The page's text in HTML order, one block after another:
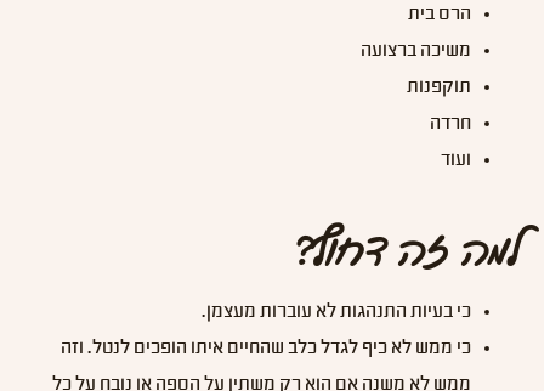
הרס בית
משיכה ברצועה
תוקפנות
חרדה
ועוד
למה זה דחוף?
כי בעיות התנהגות לא עוברות מעצמן.
כי ממש לא כיף לגדל כלב שהחיים איתו הופכים לנטל. וזה
ממש לא משנה אם הוא רק משתין על הספה או נובח על כל